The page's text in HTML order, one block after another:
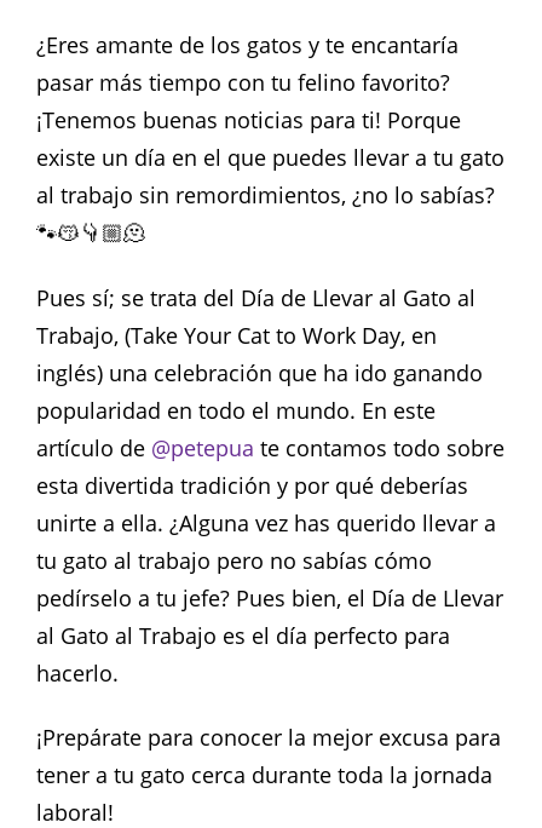
¿Eres amante de los gatos y te encantaría
pasar más tiempo con tu felino favorito?
¡Tenemos buenas noticias para ti! Porque
existe un día en el que puedes llevar a tu gato
al trabajo sin remordimientos, ¿no lo sabías?
🐾😽👇🏼🫠
Pues sí; se trata del Día de Llevar al Gato al
Trabajo, (Take Your Cat to Work Day, en
inglés) una celebración que ha ido ganando
popularidad en todo el mundo. En este
artículo de @petepua te contamos todo sobre
esta divertida tradición y por qué deberías
unirte a ella. ¿Alguna vez has querido llevar a
tu gato al trabajo pero no sabías cómo
pedírselo a tu jefe? Pues bien, el Día de Llevar
al Gato al Trabajo es el día perfecto para
hacerlo.
¡Prepárate para conocer la mejor excusa para
tener a tu gato cerca durante toda la jornada
laboral!